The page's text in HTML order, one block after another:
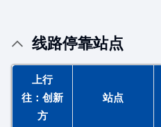
线路停靠站点
上行
往：创新
方
站点